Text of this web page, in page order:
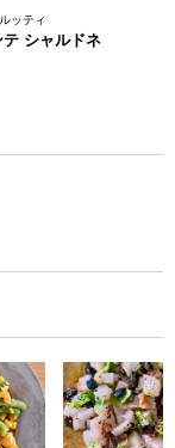
ッティ
シャルドネ